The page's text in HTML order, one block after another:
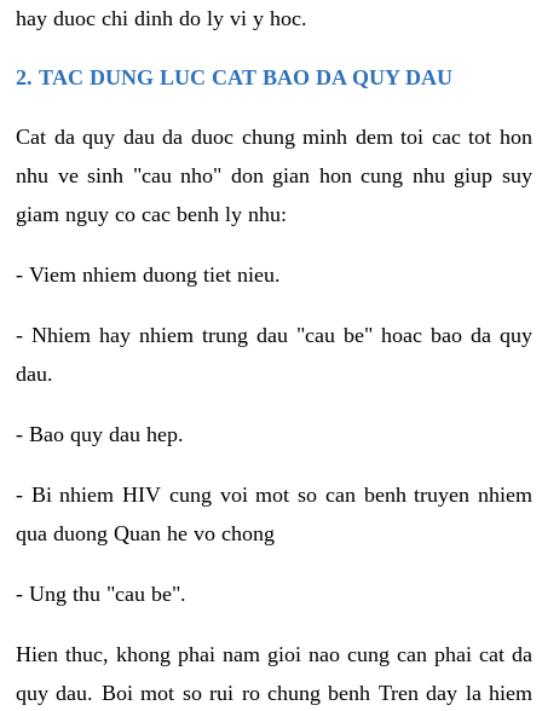
hay duoc chi dinh do ly vi y hoc.
2. TAC DUNG LUC CAT BAO DA QUY DAU
Cat da quy dau da duoc chung minh dem toi cac tot hon
nhu ve sinh "cau nho" don gian hon cung nhu giup suy
giam nguy co cac benh ly nhu:
- Viem nhiem duong tiet nieu.
- Nhiem hay nhiem trung dau "cau be" hoac bao da quy
dau.
- Bao quy dau hep.
- Bi nhiem HIV cung voi mot so can benh truyen nhiem
qua duong Quan he vo chong
- Ung thu "cau be".
Hien thuc, khong phai nam gioi nao cung can phai cat da
quy dau. Boi mot so rui ro chung benh Tren day la hiem